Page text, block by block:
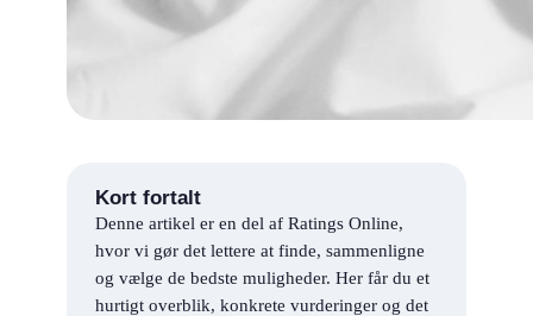
Kort fortalt
Denne artikel er en del af Ratings Online,
hvor vi gør det lettere at finde, sammenligne
og vælge de bedste muligheder. Her får du et
hurtigt overblik, konkrete vurderinger og det